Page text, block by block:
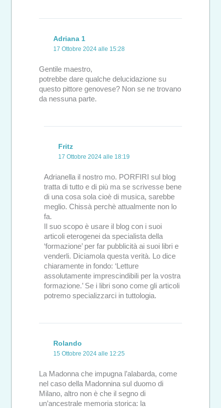
Adriana 1
17 Ottobre 2024 alle 15:28
Gentile maestro,
potrebbe dare qualche delucidazione su
questo pittore genovese? Non se ne trovano
da nessuna parte.
Fritz
17 Ottobre 2024 alle 18:19
Adrianella il nostro mo. PORFIRI sul blog
tratta di tutto e di più ma se scrivesse bene
di una cosa sola cioè di musica, sarebbe
meglio. Chissà perchè attualmente non lo
fa.
Il suo scopo è usare il blog con i suoi
articoli eterogenei da specialista della
‘formazione’ per far pubblicità ai suoi libri e
venderli. Diciamola questa verità. Lo dice
chiaramente in fondo: ‘Letture
assolutamente imprescindibili per la vostra
formazione.’ Se i libri sono come gli articoli
potremo specializzarci in tuttologia.
Rolando
15 Ottobre 2024 alle 12:25
La Madonna che impugna l’alabarda, come
nel caso della Madonnina sul duomo di
Milano, altro non è che il segno di
un’ancestrale memoria storica: la